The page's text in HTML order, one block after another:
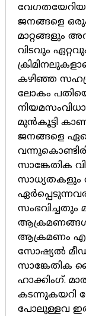
ജനങ്ങളെ
മാറ്റങ്ങളും
വിടവും
കഴിഞ്ഞ
ലോകം
മുന്‍കൂട്ടി
ജനങ്ങളെ ഏറെ
സാങ്കേതിക
സാധ്യതകളും
സംഭവിച്ചതും
ആക്രമണങ്ങള്‍,
ആക്രമണം
സോഷ്യല്‍
സാങ്കേതിക
ഹാക്കിംഗ്.
കടന്നുകയറി
പോലുള്ളവ